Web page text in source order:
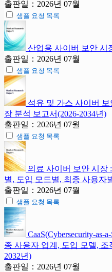
출판일：2026년 07월
샘플 요청 목록
산업용 사이버 보안 시
출판일：2026년 07월
샘플 요청 목록
석유 및 가스 사이버
장 분석 보고서(2026-2034년)
출판일：2026년 07월
샘플 요청 목록
의료 사이버 보안 시장
별, 도입 모드별, 최종 사용자
출판일：2026년 07월
샘플 요청 목록
CaaS(Cybersecurity-as-
종 사용자 업계, 도입 모델,
2032년)
출판일：2026년 07월